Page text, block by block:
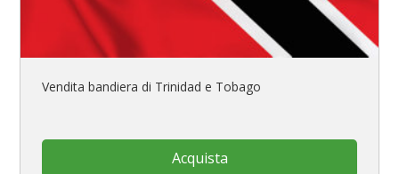
Vendita bandiera di Trinidad e Tobago
Acquista